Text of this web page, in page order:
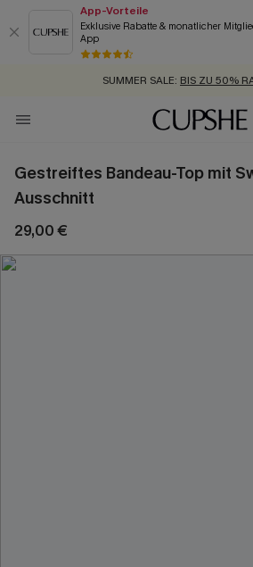
App-Vorteile
Exklusive Rabatte & monatlicher
App
GRATIS MASSBAND MIT JEDEM
SUMMER SALE: BIS ZU 50%
ZUM NEWSLETTER:BIS ZU -20%
KOSTENLOSER VERSAND
Gestreiftes Bandeau-Top mit
Ausschnitt
29,00 €